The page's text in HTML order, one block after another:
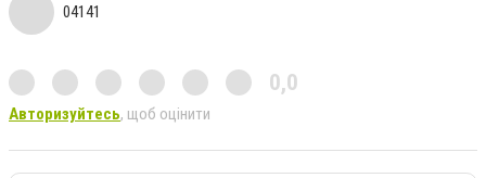
04141
0,0
Авторизуйтесь, щоб оцінити